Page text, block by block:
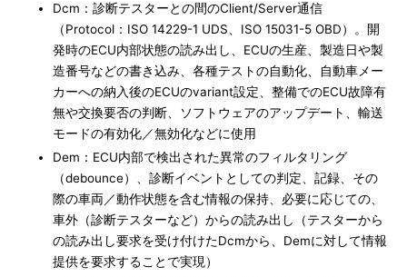
Dcm：診断テスターとの間のClient/Server通信
（Protocol：ISO 14229-1 UDS、ISO 15031-5 OBD）。開
発時のECU内部状態の読み出し、ECUの生産、製造日や製
造番号などの書き込み、各種テストの自動化、自動車メー
カーへの納入後のECUのvariant設定、整備でのECU故障有
無や交換要否の判断、ソフトウェアのアップデート、輸送
モードの有効化／無効化などに使用
Dem：ECU内部で検出された異常のフィルタリング
（debounce）、診断イベントとしての判定、記録、その
際の車両／動作状態を含む情報の保持、必要に応じての、
車外（診断テスターなど）からの読み出し（テスターから
の読み出し要求を受け付けたDcmから、Demに対して情報
提供を要求することで実現）